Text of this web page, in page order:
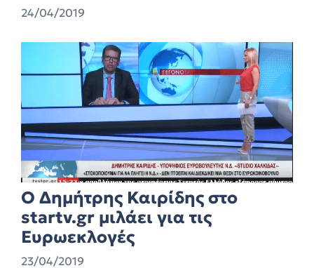
24/04/2019
Ο Δημήτρης Καιρίδης στο
startv.gr μιλάει για τις
Ευρωεκλογές
23/04/2019